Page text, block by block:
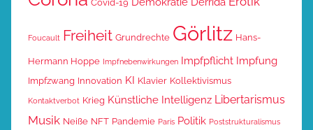
Covid-19
Foucault Freiheit Grundrechte Görlitz Hans-
Hermann Hoppe Impfnebenwirkungen Impfpflicht Impfung
Impfzwang Innovation KI Klavier Kollektivismus
Kontaktverbot Krieg Künstliche Intelligenz Libertarismus
Musik Neiße NFT Pandemie Paris Politik Poststrukturalismus